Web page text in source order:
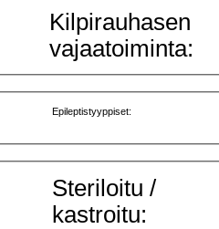
Kilpirauhasen
vajaatoiminta:
Epileptistyyppiset:
Steriloitu /
kastroitu: